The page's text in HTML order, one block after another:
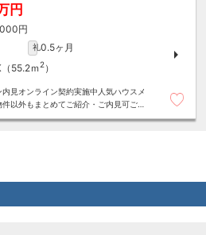
円
円
礼0.5ヶ月
55.2ｍ 2）
見オンライン契約実施中人気ハウスメ
以外もまとめてご紹介・ご内見可ご予